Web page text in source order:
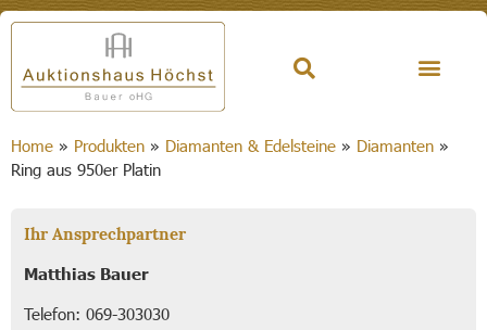
Home » Produkten » Diamanten & Edelsteine » Diamanten »
Ring aus 950er Platin
Ihr Ansprechpartner
Matthias Bauer
Telefon: 069-303030